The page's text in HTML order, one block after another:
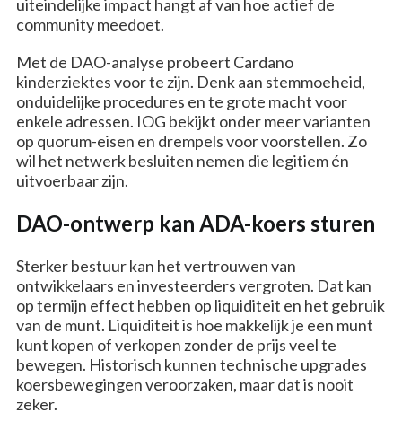
uiteindelijke impact hangt af van hoe actief de
community meedoet.
Met de DAO-analyse probeert Cardano
kinderziektes voor te zijn. Denk aan stemmoeheid,
onduidelijke procedures en te grote macht voor
enkele adressen. IOG bekijkt onder meer varianten
op quorum-eisen en drempels voor voorstellen. Zo
wil het netwerk besluiten nemen die legitiem én
uitvoerbaar zijn.
DAO-ontwerp kan ADA-koers sturen
Sterker bestuur kan het vertrouwen van
ontwikkelaars en investeerders vergroten. Dat kan
op termijn effect hebben op liquiditeit en het gebruik
van de munt. Liquiditeit is hoe makkelijk je een munt
kunt kopen of verkopen zonder de prijs veel te
bewegen. Historisch kunnen technische upgrades
koersbewegingen veroorzaken, maar dat is nooit
zeker.